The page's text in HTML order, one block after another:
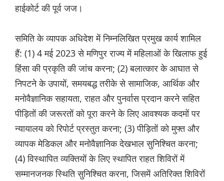
हाईकोर्ट की पूर्व जज।
समिति के व्यापक अधिदेश में निम्नलिखित प्रमुख कार्य शामिल
हैं: (1) 4 मई 2023 से मणिपुर राज्य में महिलाओं के खिलाफ हुई
हिंसा की प्रकृति की जांच करना; (2) बलात्कार के आघात से
निपटने के उपायों, समयबद्ध तरीके से सामाजिक, आर्थिक और
मनोवैज्ञानिक सहायता, राहत और पुनर्वास प्रदान करने सहित
पीड़ितों की जरूरतों को पूरा करने के लिए आवश्यक कदमों पर
न्यायालय को रिपोर्ट प्रस्तुत करना; (3) पीड़ितों को मुफ्त और
व्यापक मेडिकल और मनोवैज्ञानिक देखभाल सुनिश्चित करना;
(4) विस्थापित व्यक्तियों के लिए स्थापित राहत शिविरों में
सम्मानजनक स्थिति सुनिश्चित करना, जिसमें अतिरिक्त शिविरों